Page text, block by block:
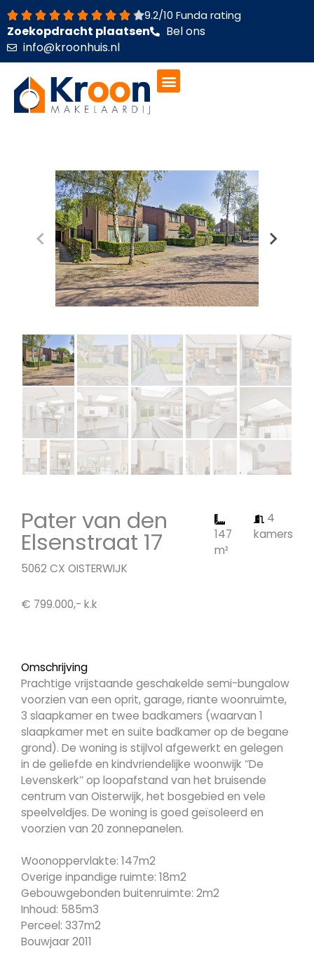
Ga
naar
de
inhoud
9.2/10 Funda rating
Zoekopdracht plaatsen
Bel ons
info@kroonhuis.nl
Pater van den
Elsenstraat 17
5062 CX OISTERWIJK
€ 799.000,- k.k
147
m²
4
kamers
Omschrijving
Prachtige vrijstaande geschakelde semi-bungalow
voorzien van een oprit, garage, riante woonruimte,
3 slaapkamer en twee badkamers (waarvan 1
slaapkamer met en suite badkamer op de begane
grond). De woning is stijlvol afgewerkt en gelegen
in de geliefde en kindvriendelijke woonwijk ‘’De
Levenskerk’’ op loopafstand van het bruisende
centrum van Oisterwijk, het bosgebied en vele
speelveldjes. De woning is goed geïsoleerd en
voorzien van 20 zonnepanelen.
Woonoppervlakte: 147m2
Overige inpandige ruimte: 18m2
Gebouwgebonden buitenruimte: 2m2
Inhoud: 585m3
Perceel: 337m2
Bouwjaar 2011